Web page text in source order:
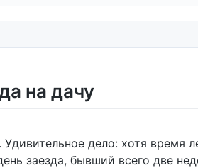
на дачу
дело: хотя время
заезда, бывший всего две